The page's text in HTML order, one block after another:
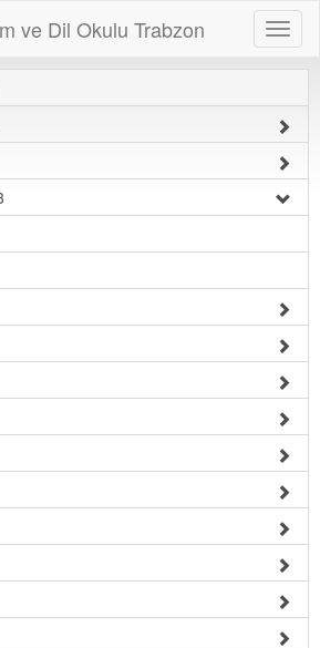
ve Dil Okulu Trabzon